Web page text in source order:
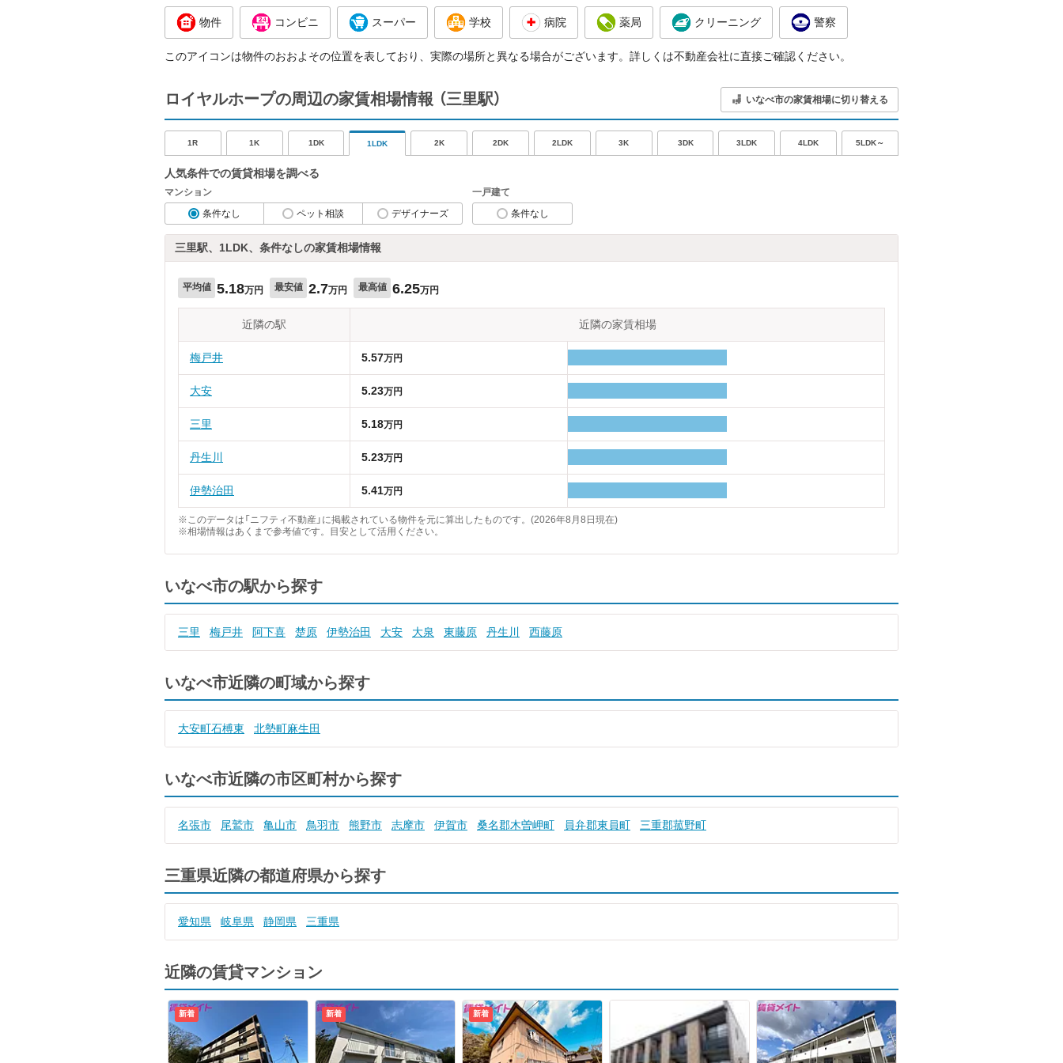
物件 コンビニ スーパー 学校 病院 薬局 クリーニング 警察
このアイコンは物件のおおよその位置を表しており、実際の場所と異なる場合がございます。詳しくは不動産会社に直接ご確認ください。
ロイヤルホープの周辺の家賃相場情報 （三里駅） いなべ市の家賃相場に切り替える
1R 1K 1DK 1LDK 2K 2DK 2LDK 3K 3DK 3LDK 4LDK 5LDK～
人気条件での賃貸相場を調べる
マンション
条件なし
ペット相談 デザイナーズ
一戸建て
条件なし
三里駅、1LDK、条件なしの家賃相場情報
平均値 5.18万円 最安値 2.7万円 最高値 6.25万円
近隣の駅 近隣の家賃相場
梅戸井 5.57万円
大安 5.23万円
三里 5.18万円
丹生川 5.23万円
伊勢治田 5.41万円
※このデータは「ニフティ不動産」に掲載されている物件を元に算出したものです。(2026年8月8日現在)
※相場情報はあくまで参考値です。目安として活用ください。
いなべ市の駅から探す
三里 梅戸井 阿下喜 楚原 伊勢治田 大安 大泉 東藤原 丹生川 西藤原
いなべ市近隣の町域から探す
大安町石榑東 北勢町麻生田
いなべ市近隣の市区町村から探す
名張市 尾鷲市 亀山市 鳥羽市 熊野市 志摩市 伊賀市 桑名郡木曽岬町 員弁郡東員町 三重郡菰野町
三重県近隣の都道府県から探す
愛知県 岐阜県 静岡県 三重県
近隣の賃貸マンション
新着 新着 新着